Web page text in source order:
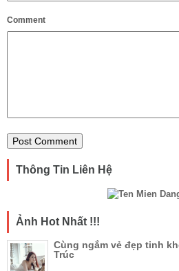
Comment
Thông Tin Liên Hệ
Ảnh Hot Nhất !!!
Cùng ngắm vẻ đẹp tinh
Trúc